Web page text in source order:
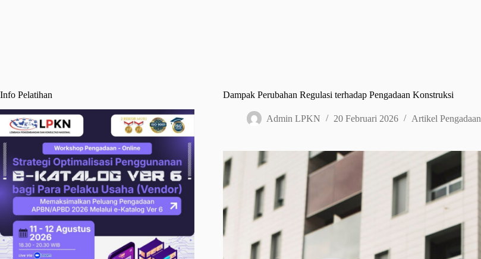
Dampak Perubahan Regulasi terhadap Pengadaan Konstruksi
Admin LPKN 20 Februari 2026 Artikel Pengadaan
Info Pelatihan